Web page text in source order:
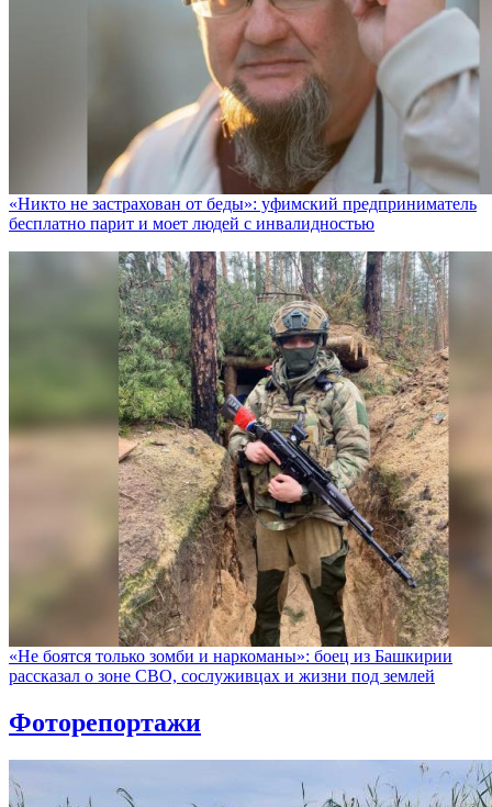
«Никто не заcтрахован от беды»: уфимский предприниматель
бесплатно парит и моет людей с инвалидностью
«Не боятся только зомби и наркоманы»: боец из Башкирии
рассказал о зоне СВО, сослуживцах и жизни под землей
Фоторепортажи